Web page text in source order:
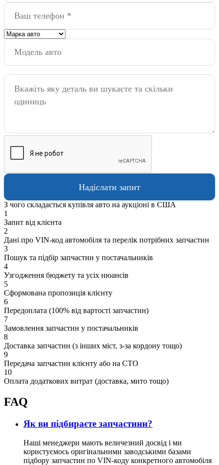
З чого складається купівля авто на аукціоні в США
1
Запит від клієнта
2
Дані про VIN-код автомобіля та перелік потрібних запчастин
3
Пошук та підбір запчастин у постачальників
4
Узгодження бюджету та усіх нюансів
5
Сформована пропозиція клієнту
6
Передоплата (100% від вартості запчастин)
7
Замовлення запчастин у постачальників
8
Доставка запчастин (з інших міст, з-за кордону тощо)
9
Передача запчастин клієнту або на СТО
10
Оплата додаткових витрат (доставка, мито тощо)
FAQ
Як ви підбираєте запчастини?
Наші менеджери мають величезний досвід і ми
користуємось оригінальними заводськими базами
підбору запчастин по VIN-коду конкретного автомобіля